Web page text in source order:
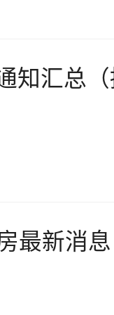
知汇总
最新消息